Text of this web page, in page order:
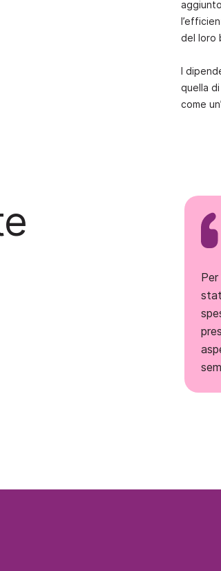
del loro
I
quella
come